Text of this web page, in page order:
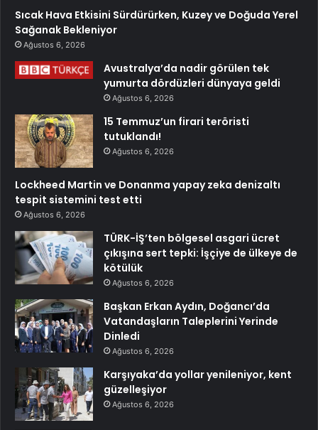
Sıcak Hava Etkisini Sürdürürken, Kuzey ve Doğuda Yerel
Sağanak Bekleniyor
Ağustos 6, 2026
Avustralya’da nadir görülen tek
yumurta dördüzleri dünyaya geldi
Ağustos 6, 2026
15 Temmuz’un firari teröristi
tutuklandı!
Ağustos 6, 2026
Lockheed Martin ve Donanma yapay zeka denizaltı
tespit sistemini test etti
Ağustos 6, 2026
TÜRK-İŞ’ten bölgesel asgari ücret
çıkışına sert tepki: İşçiye de ülkeye de
kötülük
Ağustos 6, 2026
Başkan Erkan Aydın, Doğancı’da
Vatandaşların Taleplerini Yerinde
Dinledi
Ağustos 6, 2026
Karşıyaka’da yollar yenileniyor, kent
güzelleşiyor
Ağustos 6, 2026